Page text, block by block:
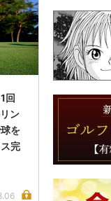
回
ン
を
完